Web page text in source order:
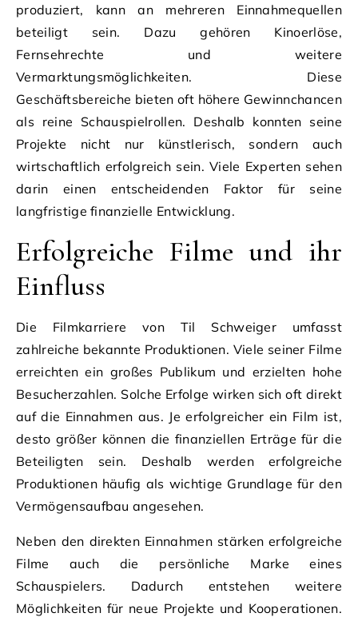
produziert, kann an mehreren Einnahmequellen
beteiligt sein. Dazu gehören Kinoerlöse,
Fernsehrechte und weitere
Vermarktungsmöglichkeiten. Diese
Geschäftsbereiche bieten oft höhere Gewinnchancen
als reine Schauspielrollen. Deshalb konnten seine
Projekte nicht nur künstlerisch, sondern auch
wirtschaftlich erfolgreich sein. Viele Experten sehen
darin einen entscheidenden Faktor für seine
langfristige finanzielle Entwicklung.
Erfolgreiche Filme und ihr
Einfluss
Die Filmkarriere von Til Schweiger umfasst
zahlreiche bekannte Produktionen. Viele seiner Filme
erreichten ein großes Publikum und erzielten hohe
Besucherzahlen. Solche Erfolge wirken sich oft direkt
auf die Einnahmen aus. Je erfolgreicher ein Film ist,
desto größer können die finanziellen Erträge für die
Beteiligten sein. Deshalb werden erfolgreiche
Produktionen häufig als wichtige Grundlage für den
Vermögensaufbau angesehen.
Neben den direkten Einnahmen stärken erfolgreiche
Filme auch die persönliche Marke eines
Schauspielers. Dadurch entstehen weitere
Möglichkeiten für neue Projekte und Kooperationen.